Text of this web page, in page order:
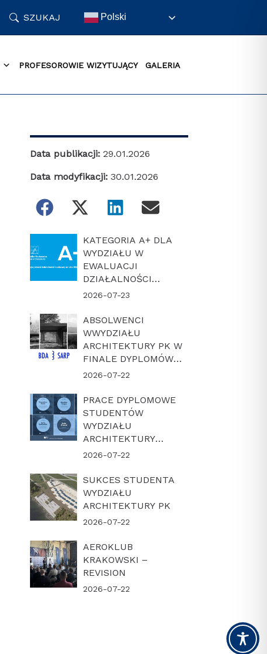
SZUKAJ Polski
PROFESOROWIE WIZYTUJĄCY GALERIA
Data publikacji: 29.01.2026
Data modyfikacji: 30.01.2026
KATEGORIA A+ DLA
WYDZIAŁU W
EWALUACJI
DZIAŁALNOŚCI
NAUKOWEJ W
2026-07-23
ABSOLWENCI
WWYDZIAŁU
ARCHITEKTURY PK W
FINALE DYPLOMÓW
ROKU BDA-SARP 2026
2026-07-22
PRACE DYPLOMOWE
STUDENTÓW
WYDZIAŁU
ARCHITEKTURY
POLITECHNIKI
FINALE KONKURSU
„DYPLOM Z
ARCHICADEM 2026”
2026-07-22
SUKCES STUDENTA
WYDZIAŁU
ARCHITEKTURY PK
2026-07-22
AEROKLUB
KRAKOWSKI –
REVISION
2026-07-22